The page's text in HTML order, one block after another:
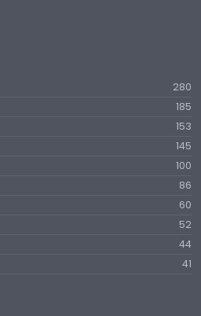
280
185
153
145
100
86
60
52
44
41